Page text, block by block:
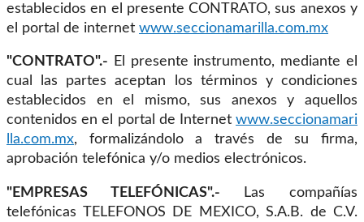
establecidos en el presente CONTRATO, sus anexos y
el portal de internet www.seccionamarilla.com.mx
"CONTRATO".- El presente instrumento, mediante el
cual las partes aceptan los términos y condiciones
establecidos en el mismo, sus anexos y aquellos
contenidos en el portal de Internet www.seccionamari
lla.com.mx, formalizándolo a través de su firma,
aprobación telefónica y/o medios electrónicos.
"EMPRESAS TELEFÓNICAS".- Las compañías
telefónicas TELEFONOS DE MEXICO, S.A.B. de C.V.